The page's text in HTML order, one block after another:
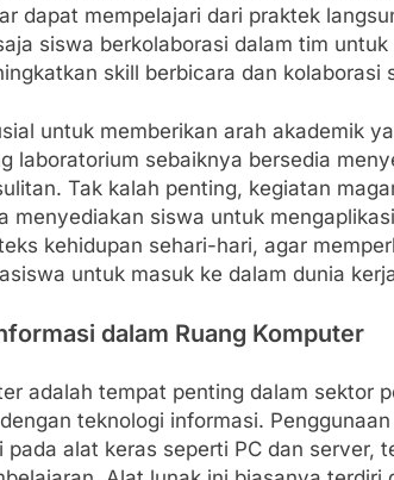
dapat mempelajari dari praktek
siswa berkolaborasi dalam tim
skill berbicara dan kolaborasi
untuk memberikan arah akademik
laboratorium sebaiknya bersedia
Tak kalah penting, kegiatan
menyediakan siswa untuk
kehidupan sehari-hari, agar
untuk masuk ke dalam dunia
dalam Ruang Komputer
adalah tempat penting dalam sektor
teknologi informasi.
pada alat keras seperti PC dan server,